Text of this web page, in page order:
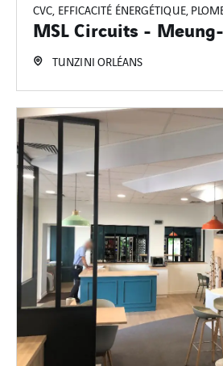
CVC, EFFICACITÉ ÉNERGÉTIQUE,
MSL Circuits -
TUNZINI ORLÉANS